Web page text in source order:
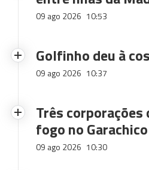
09 ago 2026 10:53
Golfinho deu à
09 ago 2026 10:37
Três
fogo no Garachico
09 ago 2026 10:30